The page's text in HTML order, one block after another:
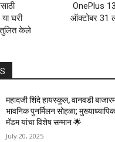
घरी
केले
OnePlus
ऑक्टोबर 31
महादजी शिंदे हायस्कूल, वानवडी
भावनिक पुनर्मिलन सोहळा;
मॅडम यांचा विशेष सन्मान 🌟
July 20, 2025